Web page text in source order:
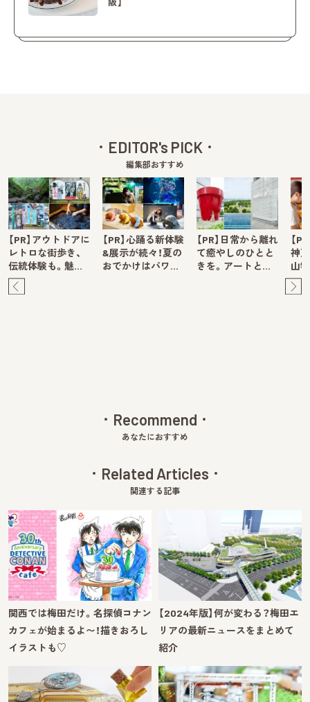
EDITOR's PICK
編集部おすすめ
【PR】アウトドアに
レトロな街歩き、
伝統体験も。魅…
【PR】心踊る新体験
&展示が続々！夏の
おでかけはパワ…
【PR】日常から離れ
て癒やしのひとと
きを。アートと…
【
神
山
Recommend
あなたにおすすめ
Related Articles
関連する記事
関西では梅田だけ。名探偵コナン
カフェが始まるよ〜！描きおろし
イラストも♡
【2024年版】何が変わる？梅田エ
リアの最新ニュースをまとめて
紹介